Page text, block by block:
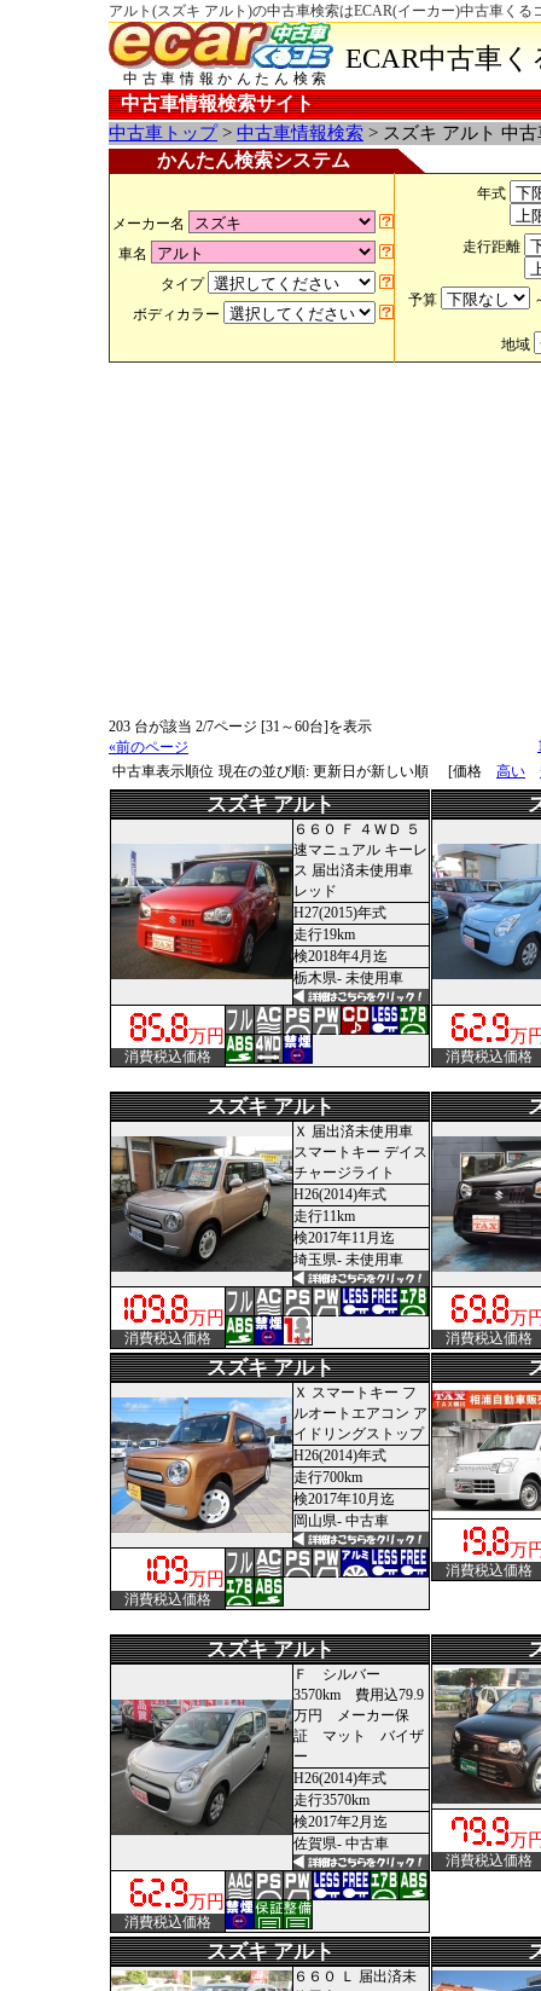
アルト(スズキ アルト)の中古車検索はECAR(イーカー)中古車くる
中古車情報かんたん検索
ECAR中古車
中古車情報検索サイト
中古車トップ> 中古車情報検索 > スズキ アルト 中
かんたん検索システム
メーカー名
車名
タイプ
ボディカラー
年式
走行距離
予算
地域
203 台が該当 2/7ページ [31～60台]を表示
«前のページ
中古車表示順位 現在の並び順: 更新日が新しい順 [価格 高い
スズキ アルト
６６０ Ｆ ４ＷＤ ５
速マニュアル キーレ
ス 届出済未使用車
レッド
H27(2015)年式
走行19km
検2018年4月迄
栃木県- 未使用車
万円
消費税込価格
万
消費税込価格
スズキ アルト
Ｘ 届出済未使用車
スマートキー デイス
チャージライト
H26(2014)年式
走行11km
検2017年11月迄
埼玉県- 未使用車
万円
消費税込価格
万
消費税込価格
スズキ アルト
Ｘ スマートキー フ
ルオートエアコン ア
イドリングストップ
H26(2014)年式
走行700km
検2017年10月迄
岡山県- 中古車
万円
消費税込価格
万
消費税込価格
スズキ アルト
Ｆ シルバー
3570km 費用込79.9
万円 メーカー保
証 マット バイザ
ー
H26(2014)年式
走行3570km
検2017年2月迄
佐賀県- 中古車
万円
消費税込価格
万
消費税込価格
スズキ アルト
６６０ Ｌ 届出済未